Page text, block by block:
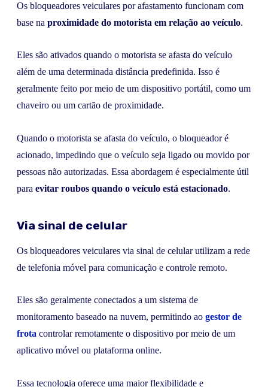
Os bloqueadores veiculares por afastamento funcionam com
base na proximidade do motorista em relação ao veículo.
Eles são ativados quando o motorista se afasta do veículo
além de uma determinada distância predefinida. Isso é
geralmente feito por meio de um dispositivo portátil, como um
chaveiro ou um cartão de proximidade.
Quando o motorista se afasta do veículo, o bloqueador é
acionado, impedindo que o veículo seja ligado ou movido por
pessoas não autorizadas. Essa abordagem é especialmente útil
para evitar roubos quando o veículo está estacionado.
Via sinal de celular
Os bloqueadores veiculares via sinal de celular utilizam a rede
de telefonia móvel para comunicação e controle remoto.
Eles são geralmente conectados a um sistema de
monitoramento baseado na nuvem, permitindo ao gestor de
frota controlar remotamente o dispositivo por meio de um
aplicativo móvel ou plataforma online.
Essa tecnologia oferece uma maior flexibilidade e